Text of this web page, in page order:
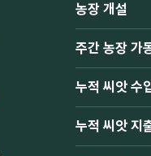
농장 개설
주간 농장 가
누적 씨앗 수
누적 씨앗 지